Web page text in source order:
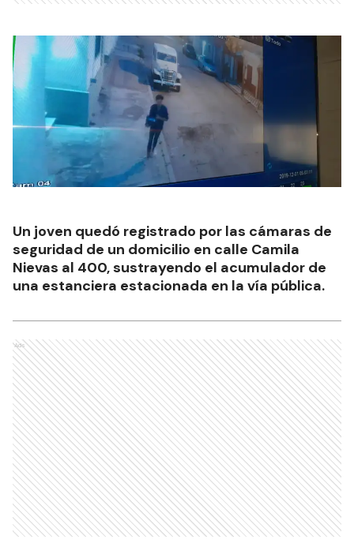
Un joven quedó registrado por las cámaras de
seguridad de un domicilio en calle Camila
Nievas al 400, sustrayendo el acumulador de
una estanciera estacionada en la vía pública.
Ads